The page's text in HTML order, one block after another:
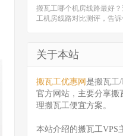
搬瓦工哪个机房线路最好
工机房线路对比测评，告诉
关于本站
搬瓦工优惠网 是搬瓦工/
官方网站，主要分享搬
理搬瓦工便宜方案。
本站介绍的搬瓦工VPS